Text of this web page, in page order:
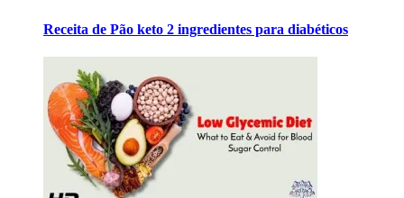
Receita de Pão keto 2 ingredientes para diabéticos